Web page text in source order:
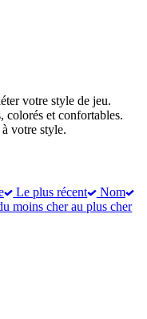
votre style de jeu.
colorés et confortables.
votre style.
Le plus récent
Nom
moins cher au plus cher